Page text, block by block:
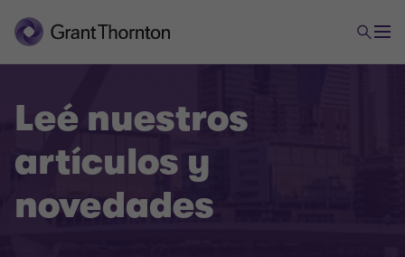
Leé nuestros
artículos y
novedades